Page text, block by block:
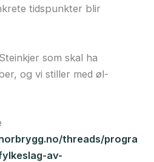
tidspunkter blir
som skal ha
og vi stiller med øl-
threads/progra
av-